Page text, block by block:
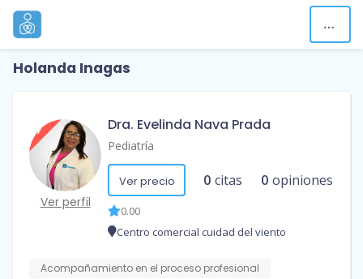
Holanda Inagas
Ver perfil
Dra. Evelinda Nava Prada
Pediatría
Ver precio 0 citas 0 opiniones
0.00
Centro comercial cuidad del viento
Acompañamiento en el proceso profesional